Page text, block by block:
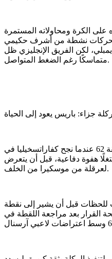
الكرة ومحاولاته المستمرة
تحركات نشطة من أشرف حكيمي
لكن الفريق الإنجليزي ظل
متماسكًا رغم الضغط المتواصل.
ركلة جزاء: باريس يعود إلى الحياة
جاءت نقطة التحول في الدقيقة 62 عندما نجح كفاراتسخيليا في
هفوة دفاعية، قبل أن يتعرض
لعرقلة من موسكيرا من الخلف.
للحظات قبل أن يشير إلى نقطة
القرار بعد مراجعة اللقطة في